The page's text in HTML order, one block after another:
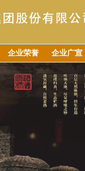
企业荣誉 企业广宣